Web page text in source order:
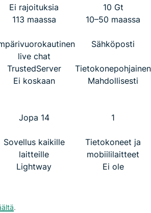
Ei rajoituksia
10 Gt
113 maassa 10–50 maassa
live chat
Sähköposti
TrustedServer
Tietokonepohjainen
Ei koskaan Mahdollisesti
Jopa 14 1
Sovellus kaikille
laitteille
Tietokoneet ja
mobiililaitteet
Lightway Ei ole
.